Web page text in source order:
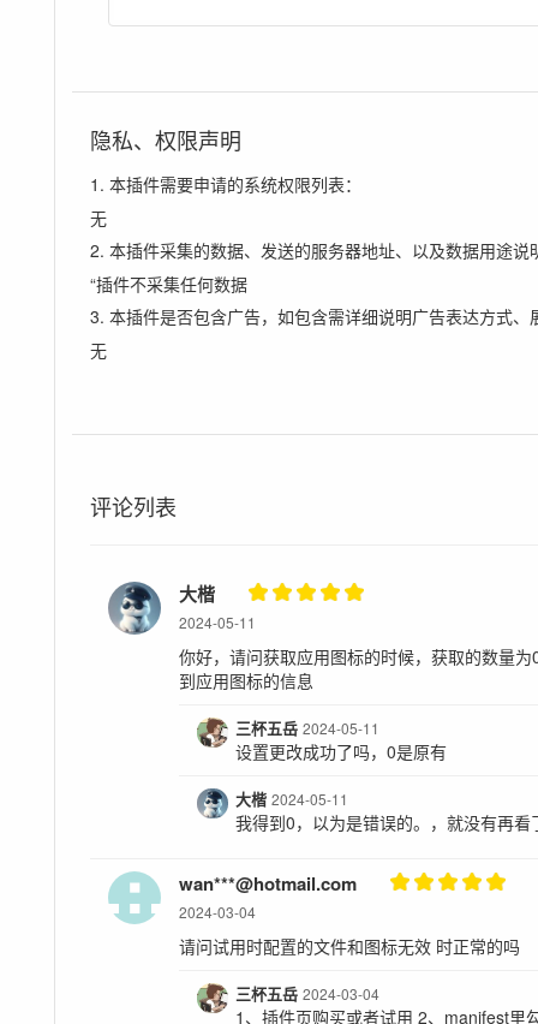
隐私、权限声明
1. 本插件需要申请的系统权限列表：
无
2. 本插件采集的数据、发送的服务器地址、以及数据用途说
“插件不采集任何数据
3. 本插件是否包含广告，如包含需详细说明广告表达方式、
无
评论列表
大楷
2024-05-11
你好，请问获取应用图标的时候，获取的数量
到应用图标的信息
三杯五岳2024-05-11
设置更改成功了吗，0是原有
大楷2024-05-11
我得到0，以为是错误的。，就没有再看
wan***@hotmail.com
2024-03-04
请问试用时配置的文件和图标无效 时正常的吗
三杯五岳2024-03-04
1、插件页购买或者试用 2、manifest里